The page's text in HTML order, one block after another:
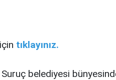
tıklayınız.
Suruç belediyesi